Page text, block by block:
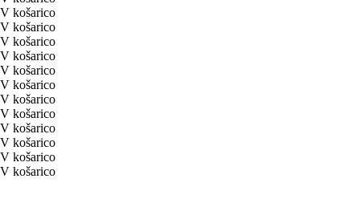
V košarico
V košarico
V košarico
V košarico
V košarico
V košarico
V košarico
V košarico
V košarico
V košarico
V košarico
V košarico